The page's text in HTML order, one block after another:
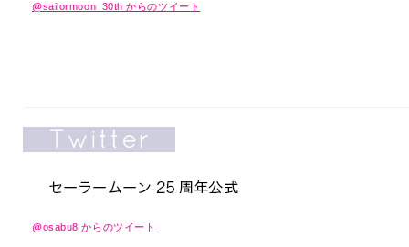
@sailormoon_30th からのツイート
@osabu8 からのツイート